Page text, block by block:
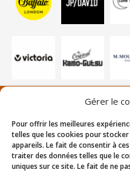
Gérer le
Pour offrir les meilleures
telles que les cookies pour
appareils. Le fait de consentir à
traiter des données telles que le
uniques sur ce site. Le fait de ne
Plus de
Suiviez nous sur